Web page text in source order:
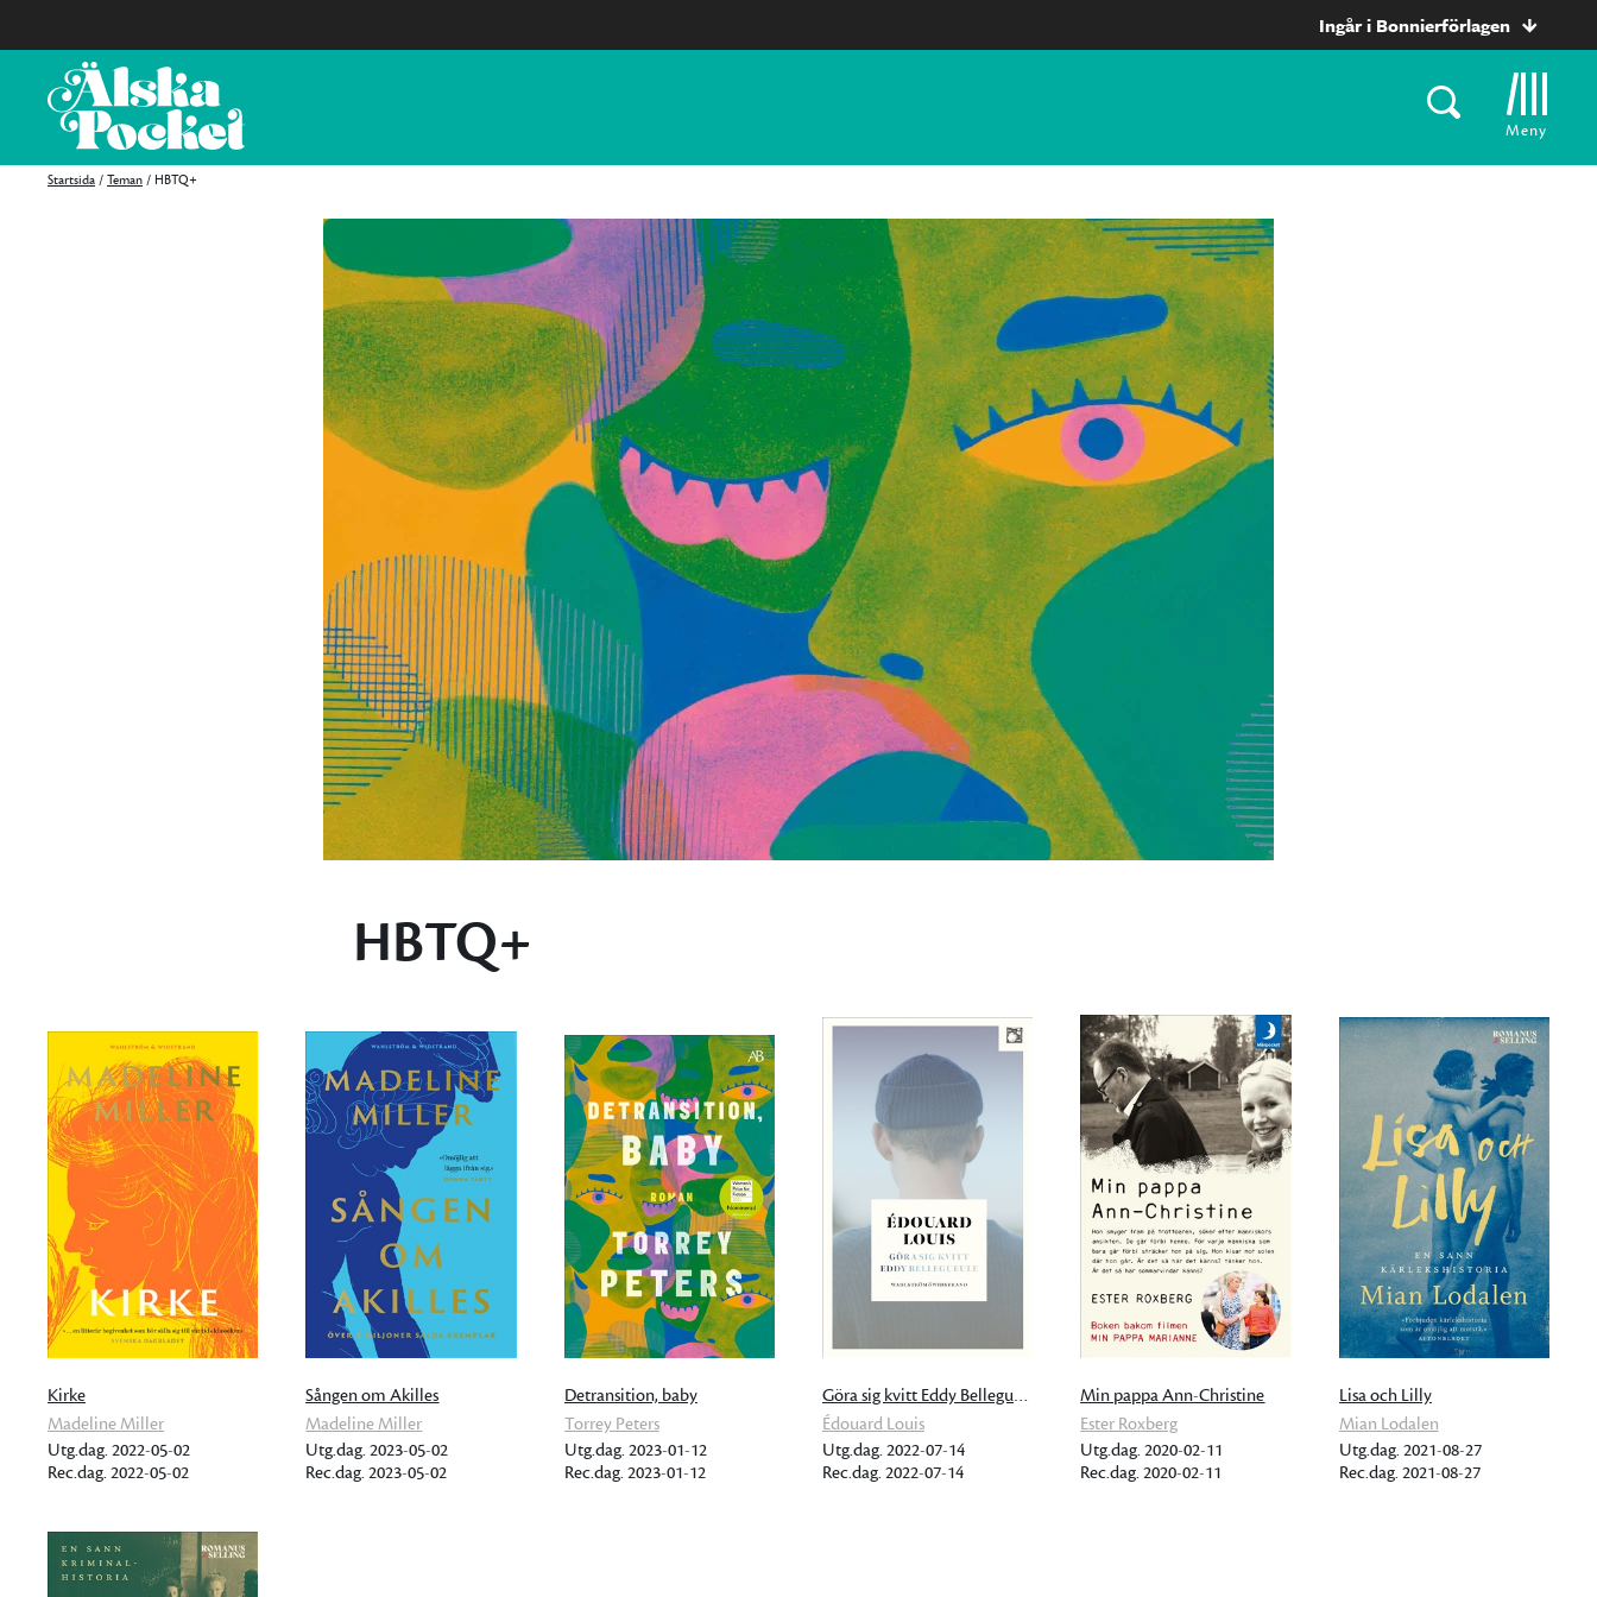
Ingår i Bonnierförlagen
Meny
Startsida / Teman / HBTQ+
HBTQ+
Kirke
Madeline Miller
Utg.dag. 2022-05-02
Rec.dag. 2022-05-02
Sången om Akilles
Madeline Miller
Utg.dag. 2023-05-02
Rec.dag. 2023-05-02
Detransition, baby
Torrey Peters
Utg.dag. 2023-01-12
Rec.dag. 2023-01-12
Göra sig kvitt Eddy Bellegueule
Édouard Louis
Utg.dag. 2022-07-14
Rec.dag. 2022-07-14
Min pappa Ann-Christine
Ester Roxberg
Utg.dag. 2020-02-11
Rec.dag. 2020-02-11
Lisa och Lilly
Mian Lodalen
Utg.dag. 2021-08-27
Rec.dag. 2021-08-27